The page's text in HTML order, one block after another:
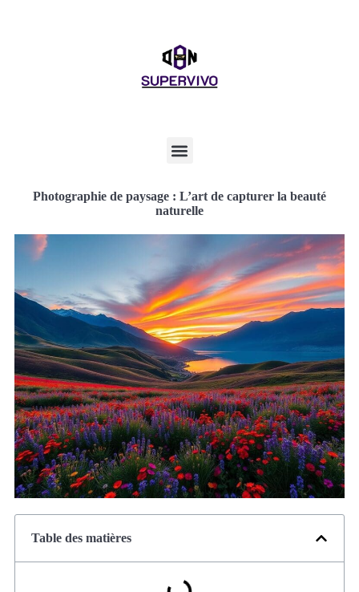
Photographie de paysage : L’art de capturer la beauté
naturelle
Table des matières